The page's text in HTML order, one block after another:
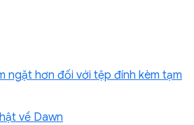
ngặt hơn đối với tệp đính kèm tạm
về Dawn